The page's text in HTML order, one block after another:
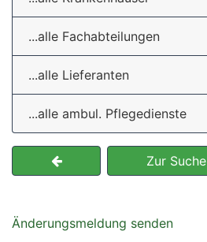
...alle Fachabteilungen
...alle Lieferanten
...alle ambul. Pflegedienste
Zur Suche
Änderungsmeldung senden